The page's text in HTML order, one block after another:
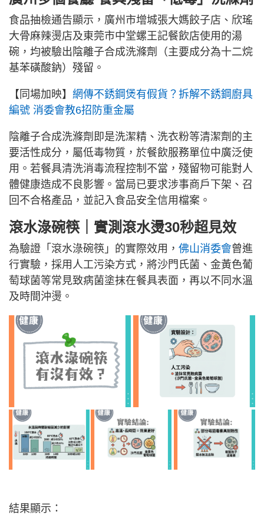
食品抽檢通告顯示，廣州市增城張大媽餃子店、欣瑤
大骨麻辣燙店及東莞市中堂螺王記餐飲店使用的湯
碗，均被驗出陰離子合成洗滌劑（主要成分為十二烷
基苯磺酸鈉）殘留。
【同場加映】 網傳不銹鋼煲有假貨？拆解不銹鋼廚具
編號 消委會教6招防重金屬
陰離子合成洗滌劑即是洗潔精、洗衣粉等清潔劑的主
要活性成分，屬低毒物質，於餐飲服務單位中廣泛使
用。若餐具清洗消毒流程控制不當，殘留物可能對人
體健康造成不良影響。當局已要求涉事商戶下架、召
回不合格產品，並記入食品安全信用檔案。
滾水淥碗筷｜實測滾水燙30秒超見效
為驗證「滾水淥碗筷」的實際效用， 佛山消委會曾進
行實驗，採用人工污染方式，將沙門氏菌、金黃色葡
萄球菌等常見致病菌塗抹在餐具表面，再以不同水溫
及時間沖燙。
結果顯示：